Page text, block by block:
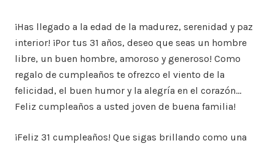
¡Has llegado a la edad de la madurez, serenidad y paz
interior! ¡Por tus 31 años, deseo que seas un hombre
libre, un buen hombre, amoroso y generoso! Como
regalo de cumpleaños te ofrezco el viento de la
felicidad, el buen humor y la alegría en el corazón…
Feliz cumpleaños a usted joven de buena familia!
¡Feliz 31 cumpleaños! Que sigas brillando como una